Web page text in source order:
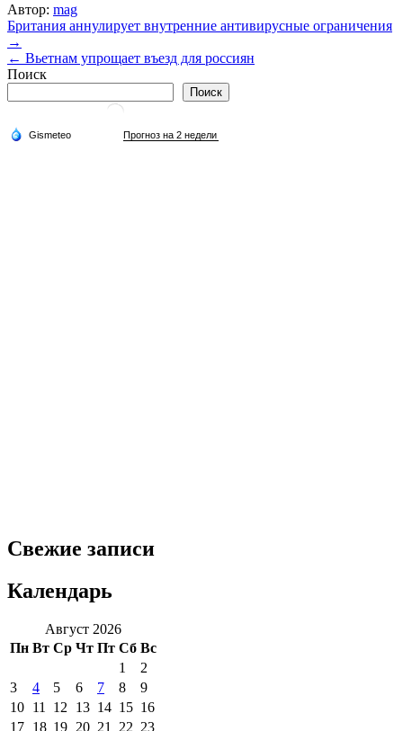
Автор: mag
Навигация
по
записям
Британия аннулирует внутренние антивирусные ограничения
→
← Вьетнам упрощает въезд для россиян
Поиск
Поиск
Свежие записи
Календарь
Август 2026
Пн Вт Ср Чт Пт Сб Вс
1
2
3
4 5 6 7 8
9
10 11 12 13 14 15 16
17 18 19 20 21 22 23